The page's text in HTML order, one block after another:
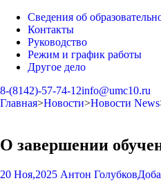
Сведения об
Контакты
Руководство
Режим и график работы
Другое дело
8-(8142)-57-74-12info@umc10.ru
Главная>Новости>Новости News
О завершении
20 Ноя,2025 Антон Голубков